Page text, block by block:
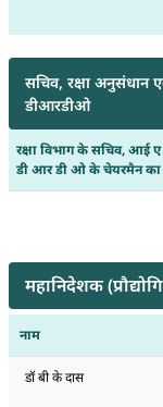
सचिव, रक्षा अनुसंधान
डीआरडीओ
रक्षा विभाग के सचिव, आई
डी आर डी ओ के चेयरमैन का
महानिदेशक
नाम
डॉ बी के दास